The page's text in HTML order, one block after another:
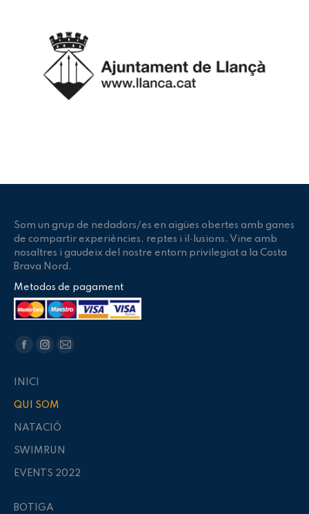
Som un grup de nedadors/es en aigües obertes amb ganes
de compartir experiències, reptes i il·lusions. Vine amb
nosaltres i gaudeix del nostre entorn privilegiat a la Costa
Brava Nord.
Metodos de pagament
Trouvez nous sur :
Facebook
s'ouvre
dans
fenêtre
La
s'ouvre
dans
fenêtrenouvelle
INICI
QUI SOM
NATACIÓ
SWIMRUN
EVENTS 2022
BOTIGA